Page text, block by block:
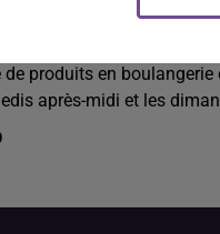
son vendeur (H/F). Au
produits en
après-midi et les